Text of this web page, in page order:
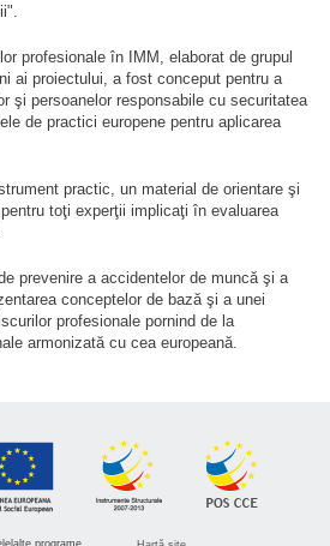
profesionale în IMM, elaborat de grupul
ai proiectului, a fost conceput pentru a
şi persoanelor responsabile cu securitatea
de practici europene pentru aplicarea
practic, un material de orientare şi
toţi experţii implicaţi în evaluarea
prevenire a accidentelor de muncă şi a
conceptelor de bază şi a unei
profesionale pornind de la
armonizată cu cea europeană.
programe